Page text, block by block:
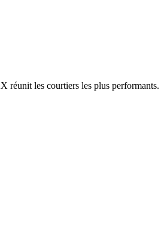
réunit les courtiers les plus performants.